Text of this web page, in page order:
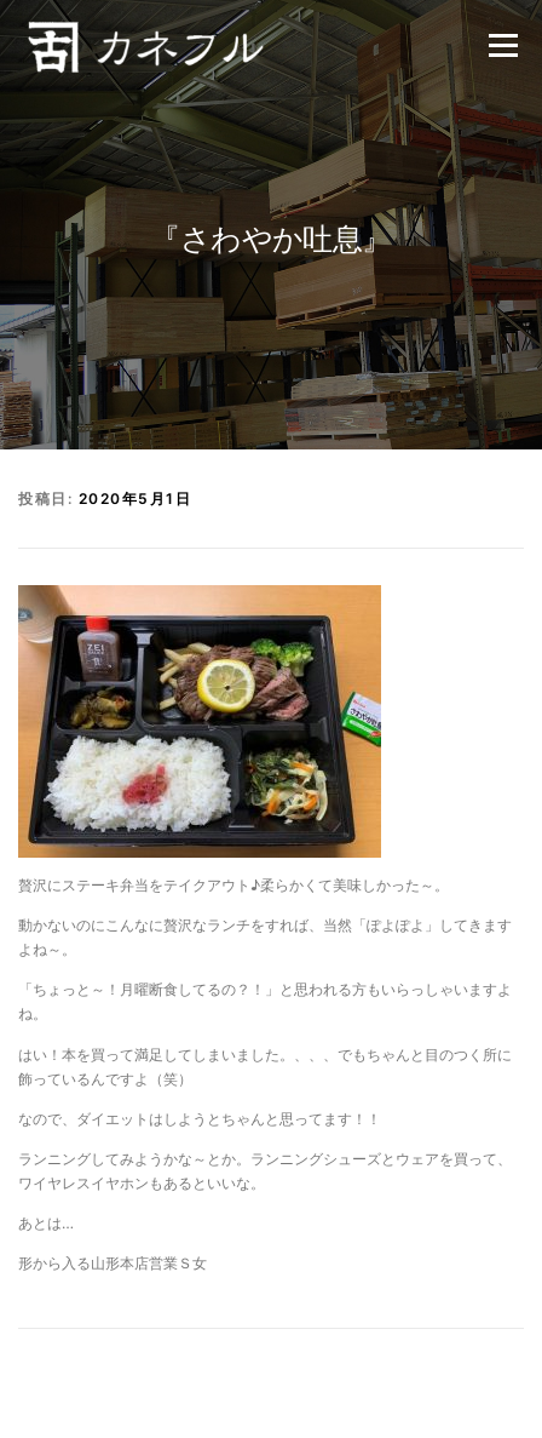
コンテンツへスキップ
メニュー
『さわやか吐息』
投稿日: 2020年5月1日
贅沢にステーキ弁当をテイクアウト♪柔らかくて美味しかった～。
動かないのにこんなに贅沢なランチをすれば、当然「ぽよぽよ」してきます
よね～。
「ちょっと～！月曜断食してるの？！」と思われる方もいらっしゃいますよ
ね。
はい！本を買って満足してしまいました。、、、でもちゃんと目のつく所に
飾っているんですよ（笑）
なので、ダイエットはしようとちゃんと思ってます！！
ランニングしてみようかな～とか。ランニングシューズとウェアを買って、
ワイヤレスイヤホンもあるといいな。
あとは…
形から入る山形本店営業Ｓ女